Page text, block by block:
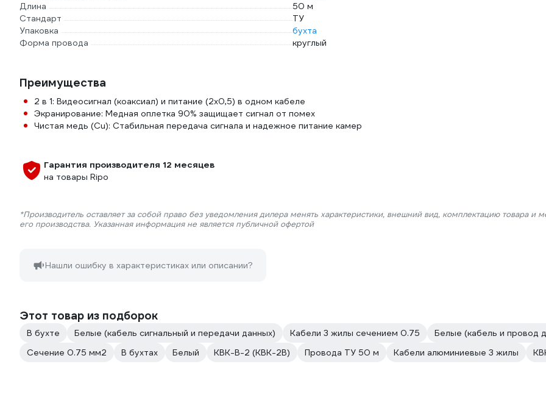
Длина
50 м
Стандарт
ТУ
Упаковка
бухта
Форма провода
круглый
Преимущества
2 в 1: Видеосигнал (коаксиал) и питание (2x0,5) в одном кабеле
Экранирование: Медная оплетка 90% защищает сигнал от помех
Чистая медь (Cu): Стабильная передача сигнала и надежное питание камер
Гарантия производителя 12 месяцев
на товары Ripo
*Производитель оставляет за собой право без уведомления дилера менять характеристики, внешний вид, комплектацию товара и
его производства. Указанная информация не является публичной офертой
Нашли ошибку в характеристиках или описании?
Этот товар из подборок
В бухте Белые (кабель сигнальный и передачи данных) Кабели 3 жилы сечением 0.75
Белые (кабель и провод
Сечение 0.75 мм2
В бухтах Белый КВК-В-2 (КВК-2В) Провода ТУ 50 м Кабели алюминиевые 3 жилы